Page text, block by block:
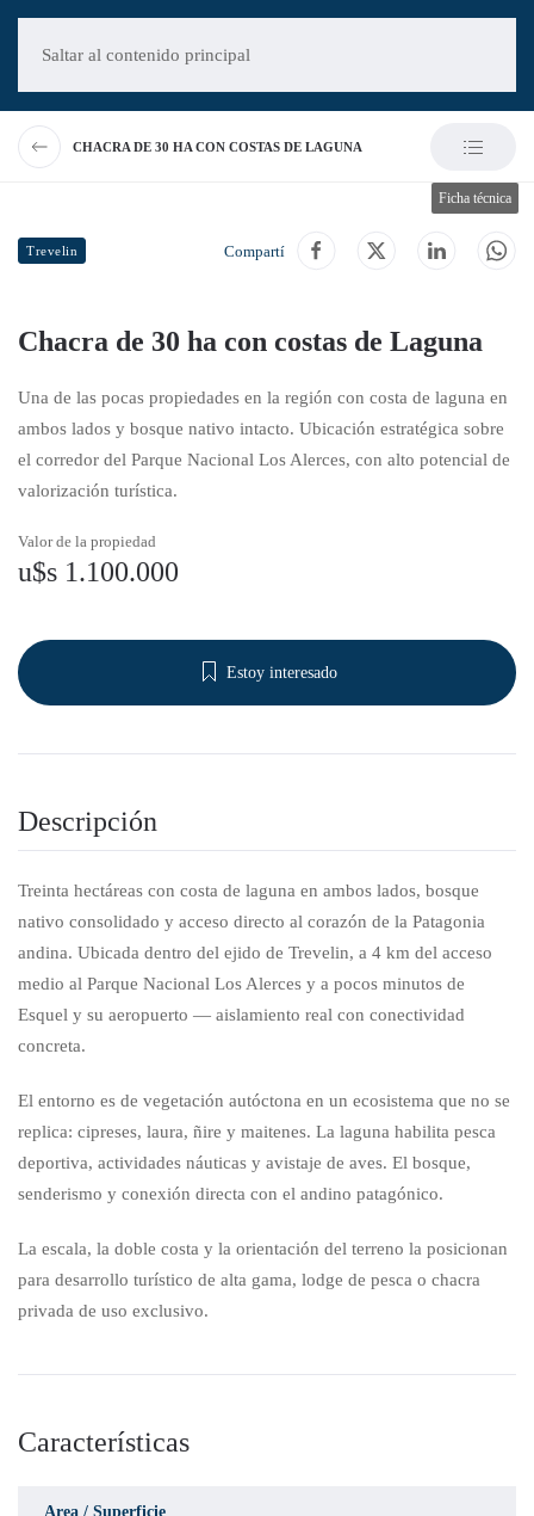
Saltar al contenido principal
CHACRA DE 30 HA CON COSTAS DE LAGUNA
Trevelin Compartí
Chacra de 30 ha con costas de Laguna
Una de las pocas propiedades en la región con costa de laguna en
ambos lados y bosque nativo intacto. Ubicación estratégica sobre
el corredor del Parque Nacional Los Alerces, con alto potencial de
valorización turística.
Valor de la propiedad
u$s 1.100.000
Estoy interesado
Descripción
Treinta hectáreas con costa de laguna en ambos lados, bosque
nativo consolidado y acceso directo al corazón de la Patagonia
andina. Ubicada dentro del ejido de Trevelin, a 4 km del acceso
medio al Parque Nacional Los Alerces y a pocos minutos de
Esquel y su aeropuerto — aislamiento real con conectividad
concreta.
El entorno es de vegetación autóctona en un ecosistema que no se
replica: cipreses, laura, ñire y maitenes. La laguna habilita pesca
deportiva, actividades náuticas y avistaje de aves. El bosque,
senderismo y conexión directa con el andino patagónico.
La escala, la doble costa y la orientación del terreno la posicionan
para desarrollo turístico de alta gama, lodge de pesca o chacra
privada de uso exclusivo.
Características
Area / Superficie
Ficha técnica